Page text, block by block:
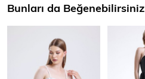
Bunları da Beğenebilirsiniz